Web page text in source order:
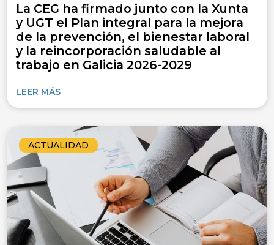
La CEG ha firmado junto con la Xunta
y UGT el Plan integral para la mejora
de la prevención, el bienestar laboral
y la reincorporación saludable al
trabajo en Galicia 2026-2029
LEER MÁS
ACTUALIDAD